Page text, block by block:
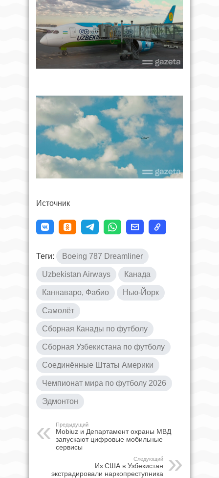
Источник
Теги: Boeing 787 Dreamliner
Uzbekistan Airways Канада
Каннаваро, Фабио Нью-Йорк
Самолёт
Сборная Канады по футболу
Сборная Узбекистана по футболу
Соединённые Штаты Америки
Чемпионат мира по футболу 2026
Эдмонтон
Предыдущий
Mobiuz и Департамент охраны МВД
запускают цифровые мобильные
сервисы
Следующий
Из США в Узбекистан
экстрадировали наркопреступника